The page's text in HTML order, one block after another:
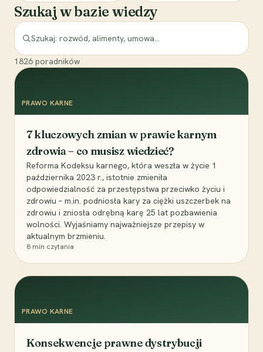
Szukaj w bazie wiedzy
1826 poradników
PRAWO KARNE
7 kluczowych zmian w prawie karnym
zdrowia – co musisz wiedzieć?
Reforma Kodeksu karnego, która weszła w życie 1
października 2023 r., istotnie zmieniła
odpowiedzialność za przestępstwa przeciwko życiu i
zdrowiu – m.in. podniosła kary za ciężki uszczerbek na
zdrowiu i zniosła odrębną karę 25 lat pozbawienia
wolności. Wyjaśniamy najważniejsze przepisy w
aktualnym brzmieniu.
8 min czytania
PRAWO KARNE
Konsekwencje prawne dystrybucji